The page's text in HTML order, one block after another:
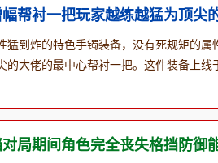
帮衬一把玩家越练越猛为顶尖
猛到炸的特色手镯装备，没有死规矩的
的大佬的最中心帮衬一把。这件装备上
局期间角色完全丧失格挡防御